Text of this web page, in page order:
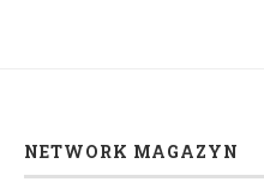
NETWORK MAGAZYN